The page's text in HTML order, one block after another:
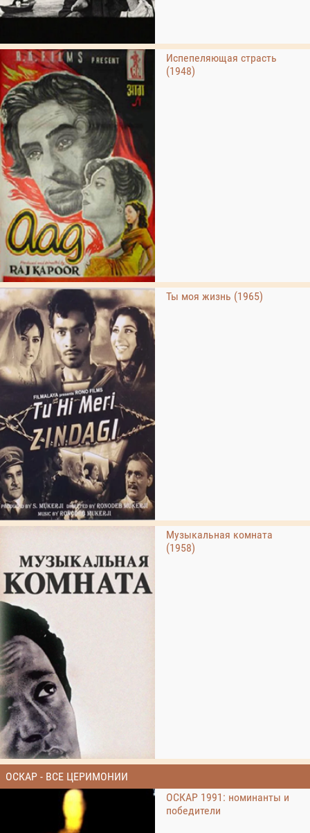
Испепеляющая страсть
(1948)
Ты моя жизнь (1965)
Музыкальная комната
(1958)
ОСКАР - ВСЕ ЦЕРИМОНИИ
ОСКАР 1991: номинанты и
победители